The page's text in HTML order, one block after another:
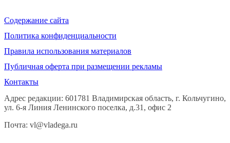
Содержание сайта
Политика конфиденциальности
Правила использования материалов
Публичная оферта при размещении рекламы
Контакты
Адрес редакции: 601781 Владимирская область, г. Кольчугино,
ул. 6-я Линия Ленинского поселка, д.31, офис 2
Почта: vl@vladega.ru